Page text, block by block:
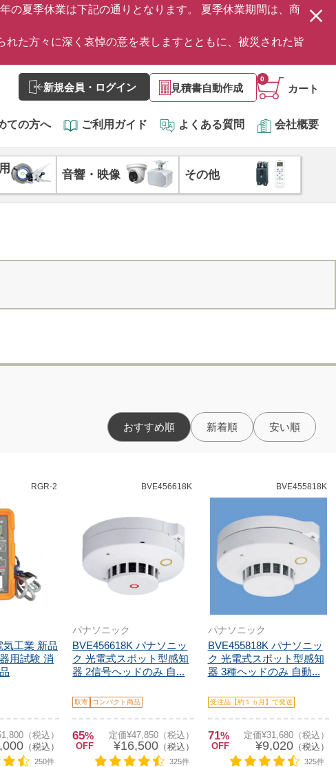
の夏季休業は下記の通りとなります。 夏季休業期間は、商
た方々に深く哀悼の意を表しますとともに、被災された皆
新規会員・ログイン 見積書自動作成 カート
0
ての方へ ご利用ガイド よくある質問 会社概要
音響・映像 その他
おすすめ順 新着順 安い順
RGR-2
気工業 新品
用試験 消
（税込）
（税込）
250件
BVE456618K
パナソニック
BVE456618K パナソニッ
ク 光電式スポット型感知
器 2信号ヘッドのみ 自...
取寄 コンパクト商品
65%
OFF
定価¥47,850（税込）
¥16,500（税込）
325件
BVE455818K
パナソニック
BVE455818K パナソニッ
ク 光電式スポット型感知
器 3種ヘッドのみ 自動...
受注品【約１ヵ月】で発送
71%
OFF
定価¥31,680（税込）
¥9,020 （税込）
325件